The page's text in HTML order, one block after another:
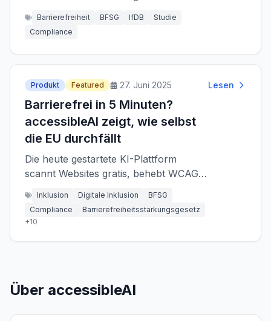
und Gesundheitssektor drohen Klagen.
Barrierefreiheit BFSG IfDB
Studie
Compliance
Produkt Featured 27. Juni 2025
Barrierefrei in 5 Minuten?
accessibleAI zeigt, wie selbst
die EU durchfällt
Die heute gestartete KI-Plattform
scannt Websites gratis, behebt WCAG-
Unternehmen noch rechtzeitig vor dem
BFSG-Stichtag am 28. Juni 2025 auf
Inklusion Digitale Inklusion
BFSG
Compliance
Barrierefreiheitsstärkungsgesetz
+10
Lesen
Über accessibleAI